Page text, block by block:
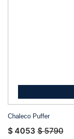
Chaleco Puffer
$ 4053 $ 5790